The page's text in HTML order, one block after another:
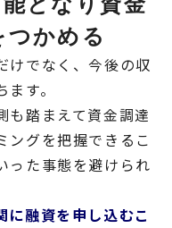
かめる
けでなく、今後の収
す。
も踏まえて資金調達
ングを把握できるこ
った事態を避けられ
に融資を申し込むこ